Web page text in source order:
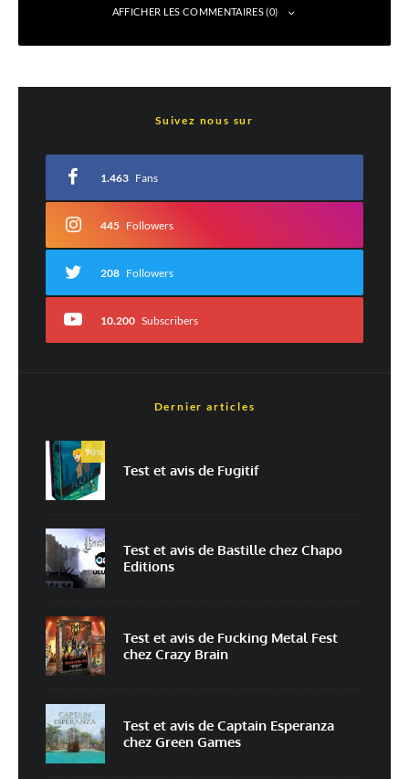
AFFICHER LES COMMENTAIRES (0)
*
Commentaire*
*
Enregistrer mon nom, mon e-mail et mon site dans le navigateur pour
mon prochain commentaire.
Prévenez-moi de tous les nouveaux commentaires par e-mail.
Prévenez-moi de tous les nouveaux articles par e-mail.
Suivez nous sur
1.463 Fans
445 Followers
208 Followers
10.200 Subscribers
Dernier articles
90%
Test et avis de Fugitif
Test et avis de Bastille chez Chapo
Editions
Test et avis de Fucking Metal Fest
chez Crazy Brain
Test et avis de Captain Esperanza
chez Green Games